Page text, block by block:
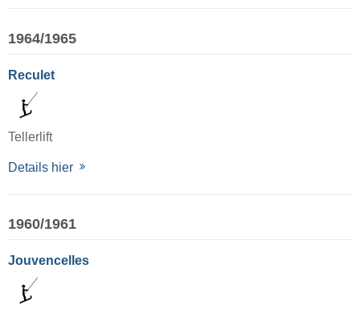
1964/1965
Reculet
Tellerlift
Details hier
1960/1961
Jouvencelles